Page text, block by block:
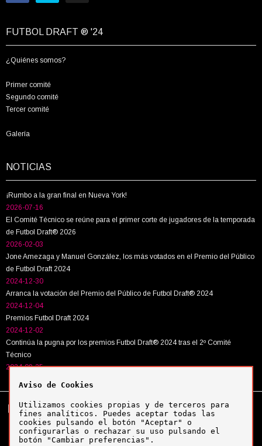
FUTBOL DRAFT ® '24
¿Quiénes somos?
Primer comité
Segundo comité
Tercer comité
Galería
NOTICIAS
¡Rumbo a la gran final en Nueva York!
2026-07-16
El Comité Técnico se reúne para el primer corte de jugadores de la temporada
de Futbol Draft® 2026
2026-02-03
Jone Amezaga y Manuel González, los más votados en el Premio del Público
de Futbol Draft 2024
2024-12-30
Arranca la votación del Premio del Público de Futbol Draft® 2024
2024-12-04
Premios Futbol Draft 2024
2024-12-02
Continúa la pugna por los premios Futbol Draft® 2024 tras el 2º Comité
Técnico
2024-09-25
Tel: +34 943 63 40 63
Política de cookies
Política de privacidad
Aviso legal
Aviso de Cookies
Utilizamos cookies propias y de terceros para
fines analíticos. Puedes aceptar todas las
cookies pulsando el botón "Aceptar" o
configurarlas o rechazar su uso pulsando el
botón "Cambiar preferencias".